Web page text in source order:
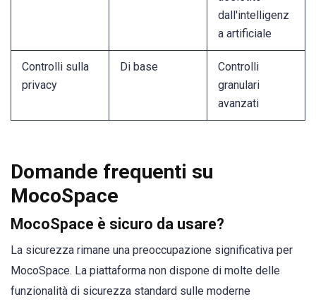
dall'intelligenz
a artificiale
Controlli sulla
privacy
Di base
Controlli
granulari
avanzati
Domande frequenti su
MocoSpace
MocoSpace è sicuro da usare?
La sicurezza rimane una preoccupazione significativa per
MocoSpace. La piattaforma non dispone di molte delle
funzionalità di sicurezza standard sulle moderne